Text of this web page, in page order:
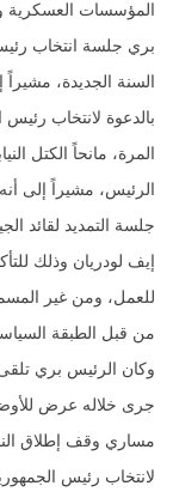
المؤسسات العسكرية
بري جلسة انتخاب
السنة الجديدة،
بالدعوة لانتخاب
المرة، مانحاً الكتل
الرئيس، مشيراً إلى
جلسة التمديد لقائد
إيف لودريان وذلك
للعمل، ومن غير
من قبل الطبقة
وكان الرئيس بري
جرى خلاله عرض
مساري وقف إطلاق
لانتخاب رئيس